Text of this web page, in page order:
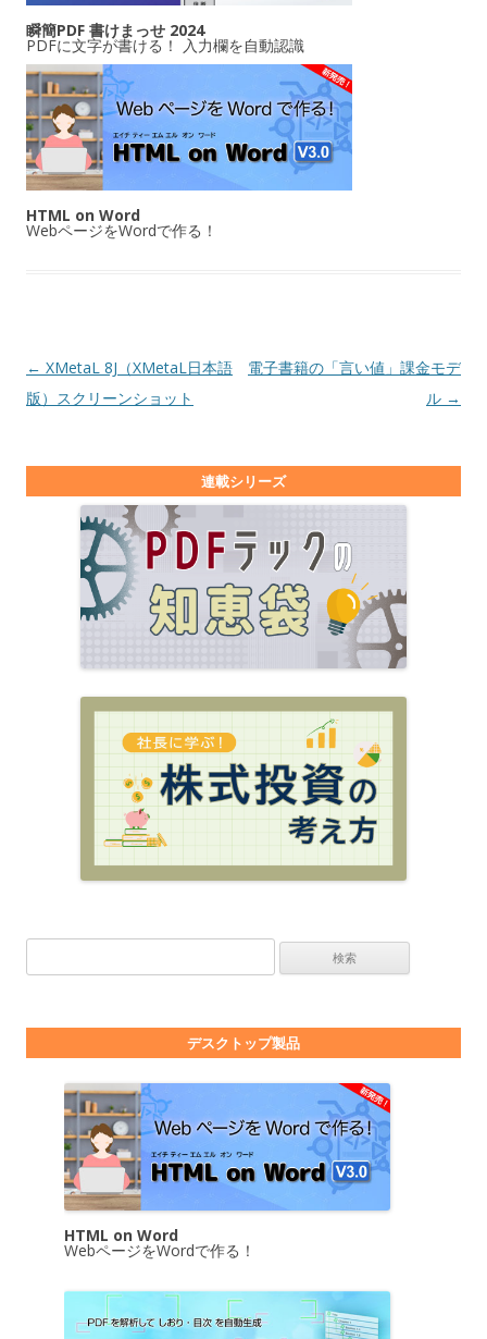
瞬簡PDF 書けまっせ 2024
PDFに文字が書ける！ 入力欄を自動認識
HTML on Word
WebページをWordで作る！
投稿ナビゲーション
← XMetaL 8J（XMetaL日本語
版）スクリーンショット
電子書籍の「言い値」課金モデ
ル →
連載シリーズ
デスクトップ製品
HTML on Word
WebページをWordで作る！